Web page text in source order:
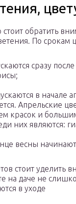
обратить
По срокам
сразу
в начале
Апрельские
красок и
них являются:
весны
стоит уделить
на даче не
в уходе